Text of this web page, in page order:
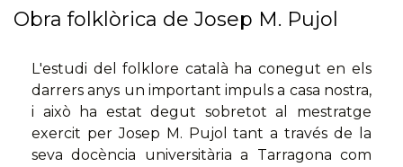
Obra folklòrica de Josep M. Pujol
L'estudi del folklore català ha conegut en els
darrers anys un important impuls a casa nostra,
i això ha estat degut sobretot al mestratge
exercit per Josep M. Pujol tant a través de la
seva docència universitària a Tarragona com